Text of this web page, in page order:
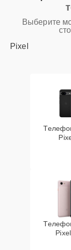
Выберите
Pixel